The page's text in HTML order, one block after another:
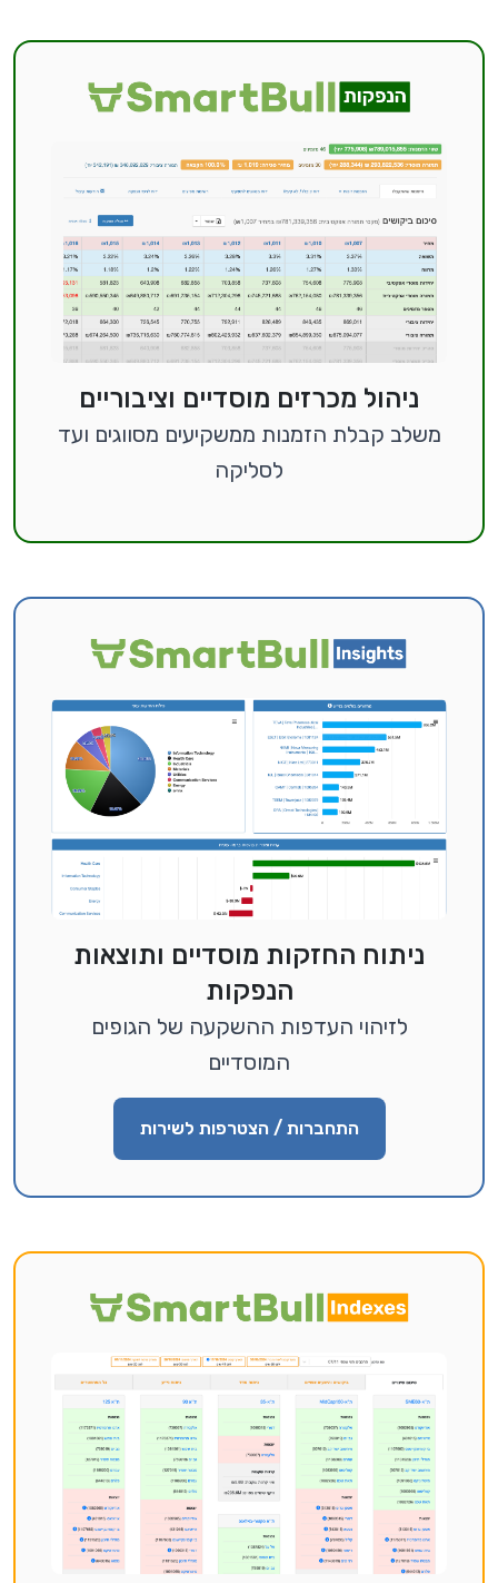
ניהול מכרזים מוסדיים וציבוריים
משלב קבלת הזמנות ממשקיעים מסווגים ועד
לסליקה
ניתוח החזקות מוסדיים ותוצאות
הנפקות
לזיהוי העדפות ההשקעה של הגופים
המוסדיים
התחברות / הצטרפות לשירות